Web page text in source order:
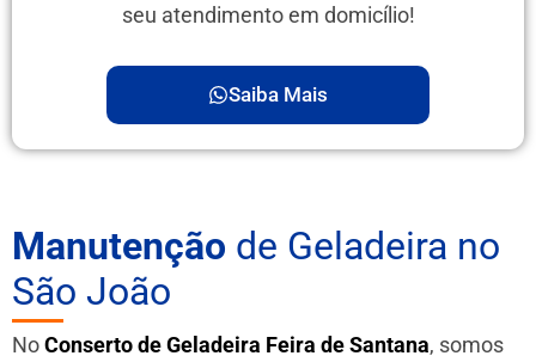
seu atendimento em domicílio!
Saiba Mais
Manutenção de Geladeira no
São João
NoConserto de Geladeira Feira de Santana, somos